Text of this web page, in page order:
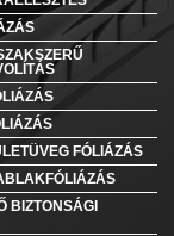
FÓLIÁZÁS
BIZTONSÁGI